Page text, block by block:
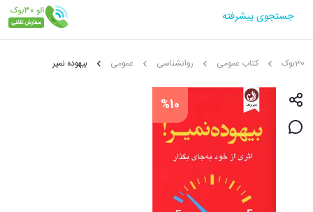
جستجوی پیشرفته
30بوک کتاب عمومی روانشناسی عمومی بیهوده نمیر
%10